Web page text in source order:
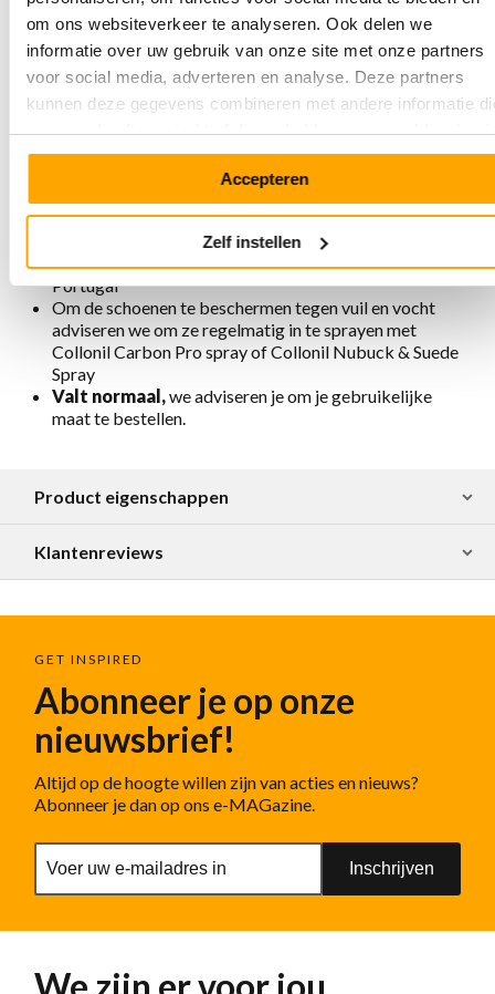
om ons websiteverkeer te analyseren. Ook delen we
informatie over uw gebruik van onze site met onze partners
voor social media, adverteren en analyse. Deze partners
kunnen deze gegevens combineren met andere informatie
u aan ze heeft verstrekt of die ze hebben verzameld op
van uw gebruik van hun services.
Accepteren
Zelf instellen
nubuckleer
De zool is beige en daardoor iets minder gevoelig
voor vuil
Beetje extra hakhoogte voor extra comfort en
gemakkelijkere afwikkeling van de voet
Extra dikke zool voor extra demping
Zool rondom gestikt voor extra stevigheid
antibacterieel
Verkrijgbaar in diverse kleuren en leersoorten
Ambachtelijk en verantwoord geproduceerd in
Portugal
Om de schoenen te beschermen tegen vuil en vocht
adviseren we om ze regelmatig in te sprayen met
Collonil Carbon Pro spray of Collonil Nubuck & Suede
Spray
Valt normaal,we adviseren je om je gebruikelijke
maat te bestellen.
Product eigenschappen
Klantenreviews
GET INSPIRED
Abonneer je op onze
nieuwsbrief!
Altijd op de hoogte willen zijn van acties en nieuws?
Abonneer je dan op ons e-MAGazine.
Inschrijven